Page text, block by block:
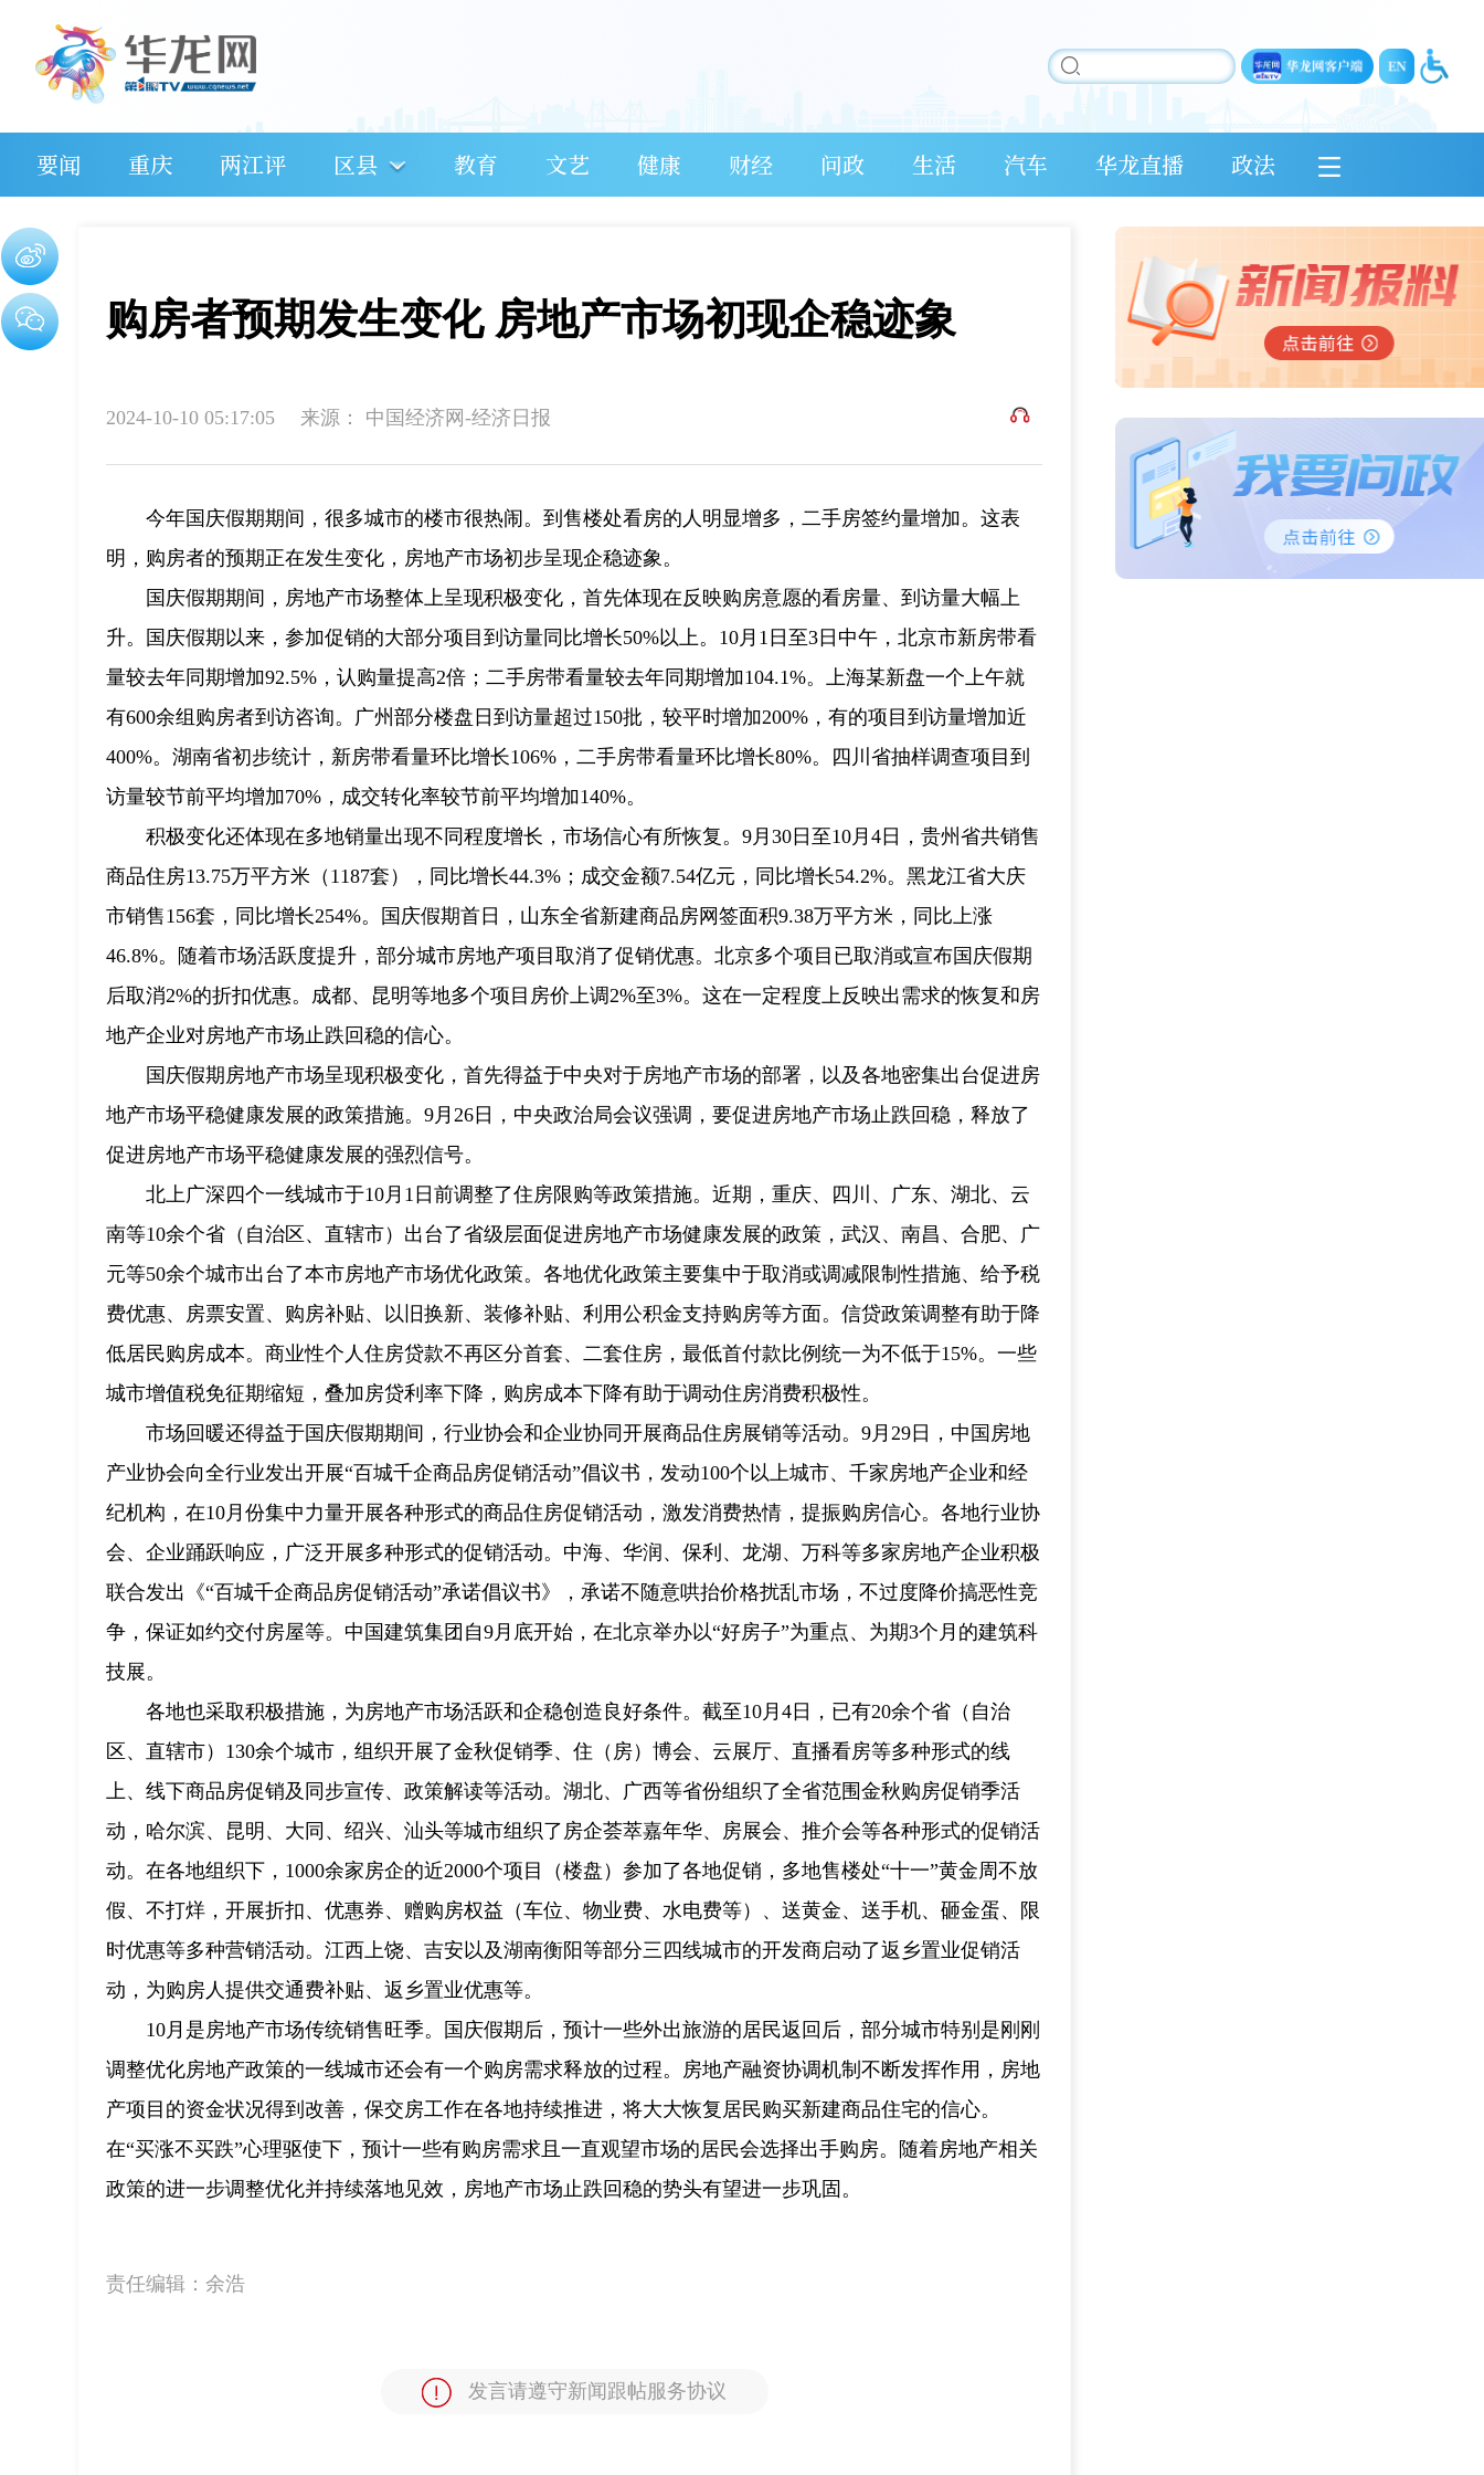
要闻 重庆 两江评 区县 教育 文艺 健康 财经 问政 生活 汽车 华龙直播 政法
购房者预期发生变化 房地产市场初现企稳迹象
2024-10-10 05:17:05 来源： 中国经济网-经济日报
今年国庆假期期间，很多城市的楼市很热闹。到售楼处看房的人明显增多，二手房签约量增加。这表
明，购房者的预期正在发生变化，房地产市场初步呈现企稳迹象。
国庆假期期间，房地产市场整体上呈现积极变化，首先体现在反映购房意愿的看房量、到访量大幅上
升。国庆假期以来，参加促销的大部分项目到访量同比增长50%以上。10月1日至3日中午，北京市新房带看
量较去年同期增加92.5%，认购量提高2倍；二手房带看量较去年同期增加104.1%。上海某新盘一个上午就
有600余组购房者到访咨询。广州部分楼盘日到访量超过150批，较平时增加200%，有的项目到访量增加近
400%。湖南省初步统计，新房带看量环比增长106%，二手房带看量环比增长80%。四川省抽样调查项目到
访量较节前平均增加70%，成交转化率较节前平均增加140%。
积极变化还体现在多地销量出现不同程度增长，市场信心有所恢复。9月30日至10月4日，贵州省共销售
商品住房13.75万平方米（1187套），同比增长44.3%；成交金额7.54亿元，同比增长54.2%。黑龙江省大庆
市销售156套，同比增长254%。国庆假期首日，山东全省新建商品房网签面积9.38万平方米，同比上涨
46.8%。随着市场活跃度提升，部分城市房地产项目取消了促销优惠。北京多个项目已取消或宣布国庆假期
后取消2%的折扣优惠。成都、昆明等地多个项目房价上调2%至3%。这在一定程度上反映出需求的恢复和房
地产企业对房地产市场止跌回稳的信心。
国庆假期房地产市场呈现积极变化，首先得益于中央对于房地产市场的部署，以及各地密集出台促进房
地产市场平稳健康发展的政策措施。9月26日，中央政治局会议强调，要促进房地产市场止跌回稳，释放了
促进房地产市场平稳健康发展的强烈信号。
北上广深四个一线城市于10月1日前调整了住房限购等政策措施。近期，重庆、四川、广东、湖北、云
南等10余个省（自治区、直辖市）出台了省级层面促进房地产市场健康发展的政策，武汉、南昌、合肥、广
元等50余个城市出台了本市房地产市场优化政策。各地优化政策主要集中于取消或调减限制性措施、给予税
费优惠、房票安置、购房补贴、以旧换新、装修补贴、利用公积金支持购房等方面。信贷政策调整有助于降
低居民购房成本。商业性个人住房贷款不再区分首套、二套住房，最低首付款比例统一为不低于15%。一些
城市增值税免征期缩短，叠加房贷利率下降，购房成本下降有助于调动住房消费积极性。
市场回暖还得益于国庆假期期间，行业协会和企业协同开展商品住房展销等活动。9月29日，中国房地
产业协会向全行业发出开展“百城千企商品房促销活动”倡议书，发动100个以上城市、千家房地产企业和经
纪机构，在10月份集中力量开展各种形式的商品住房促销活动，激发消费热情，提振购房信心。各地行业协
会、企业踊跃响应，广泛开展多种形式的促销活动。中海、华润、保利、龙湖、万科等多家房地产企业积极
联合发出《“百城千企商品房促销活动”承诺倡议书》，承诺不随意哄抬价格扰乱市场，不过度降价搞恶性竞
争，保证如约交付房屋等。中国建筑集团自9月底开始，在北京举办以“好房子”为重点、为期3个月的建筑科
技展。
各地也采取积极措施，为房地产市场活跃和企稳创造良好条件。截至10月4日，已有20余个省（自治
区、直辖市）130余个城市，组织开展了金秋促销季、住（房）博会、云展厅、直播看房等多种形式的线
上、线下商品房促销及同步宣传、政策解读等活动。湖北、广西等省份组织了全省范围金秋购房促销季活
动，哈尔滨、昆明、大同、绍兴、汕头等城市组织了房企荟萃嘉年华、房展会、推介会等各种形式的促销活
动。在各地组织下，1000余家房企的近2000个项目（楼盘）参加了各地促销，多地售楼处“十一”黄金周不放
假、不打烊，开展折扣、优惠券、赠购房权益（车位、物业费、水电费等）、送黄金、送手机、砸金蛋、限
时优惠等多种营销活动。江西上饶、吉安以及湖南衡阳等部分三四线城市的开发商启动了返乡置业促销活
动，为购房人提供交通费补贴、返乡置业优惠等。
10月是房地产市场传统销售旺季。国庆假期后，预计一些外出旅游的居民返回后，部分城市特别是刚刚
调整优化房地产政策的一线城市还会有一个购房需求释放的过程。房地产融资协调机制不断发挥作用，房地
产项目的资金状况得到改善，保交房工作在各地持续推进，将大大恢复居民购买新建商品住宅的信心。
在“买涨不买跌”心理驱使下，预计一些有购房需求且一直观望市场的居民会选择出手购房。随着房地产相关
政策的进一步调整优化并持续落地见效，房地产市场止跌回稳的势头有望进一步巩固。
责任编辑： 余浩
发言请遵守新闻跟帖服务协议